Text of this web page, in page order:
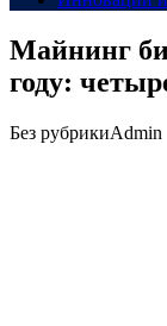
Майнинг
году:
Без рубрикиAdmin